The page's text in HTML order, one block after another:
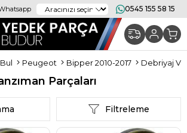
0545 155 58 15
Peugeot Bipper 2010-2017 Debriyaj Ve
Parçaları
Filtreleme